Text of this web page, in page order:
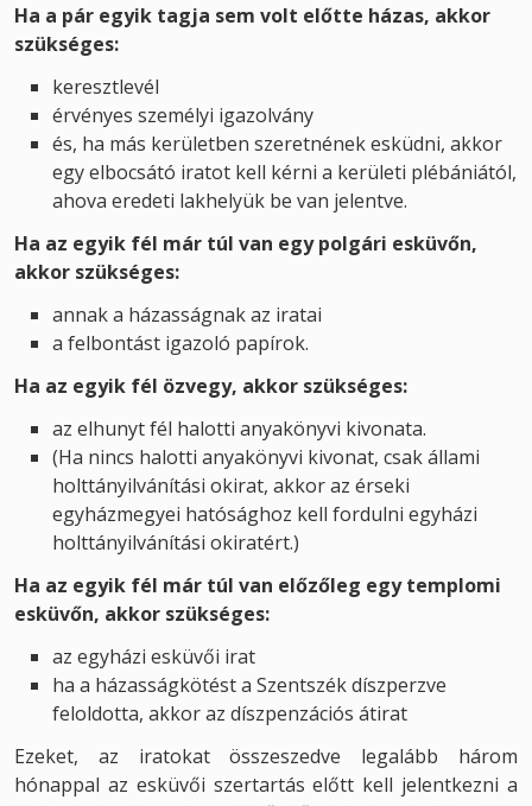
Ha a pár egyik tagja sem volt előtte házas, akkor
szükséges:
keresztlevél
érvényes személyi igazolvány
és, ha más kerületben szeretnének esküdni, akkor
egy elbocsátó iratot kell kérni a kerületi plébániától,
ahova eredeti lakhelyük be van jelentve.
Ha az egyik fél már túl van egy polgári esküvőn,
akkor szükséges:
annak a házasságnak az iratai
a felbontást igazoló papírok.
Ha az egyik fél özvegy, akkor szükséges:
az elhunyt fél halotti anyakönyvi kivonata.
(Ha nincs halotti anyakönyvi kivonat, csak állami
holttányilvánítási okirat, akkor az érseki
egyházmegyei hatósághoz kell fordulni egyházi
holttányilvánítási okiratért.)
Ha az egyik fél már túl van előzőleg egy templomi
esküvőn, akkor szükséges:
az egyházi esküvői irat
ha a házasságkötést a Szentszék díszperzve
feloldotta, akkor az díszpenzációs átirat
Ezeket, az iratokat összeszedve legalább három
hónappal az esküvői szertartás előtt kell jelentkezni a